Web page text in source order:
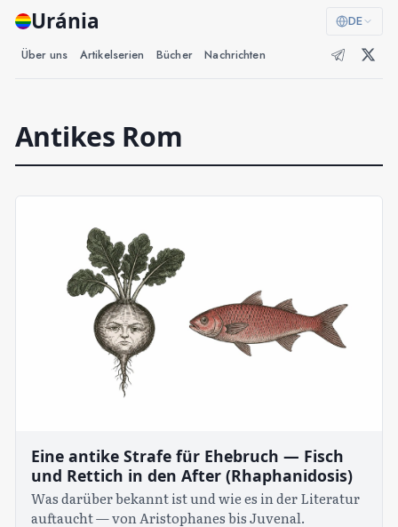
Uránia DE
Über uns Artikelserien Bücher Nachrichten
Antikes Rom
Eine antike Strafe für Ehebruch — Fisch
und Rettich in den After (Rhaphanidosis)
Was darüber bekannt ist und wie es in der Literatur
auftaucht — von Aristophanes bis Juvenal.